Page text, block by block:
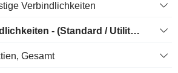
Verbindlichkeiten
Gesamtverbindlichkeiten - (Standard / Utility Vorlage)
Gesamt